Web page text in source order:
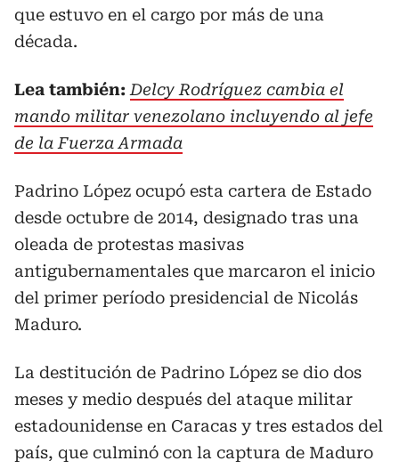
que estuvo en el cargo por más de una
década.
Lea también: Delcy Rodríguez cambia el
mando militar venezolano incluyendo al jefe
de la Fuerza Armada
Padrino López ocupó esta cartera de Estado
desde octubre de 2014, designado tras una
oleada de protestas masivas
antigubernamentales que marcaron el inicio
del primer período presidencial de Nicolás
Maduro.
La destitución de Padrino López se dio dos
meses y medio después del ataque militar
estadounidense en Caracas y tres estados del
país, que culminó con la captura de Maduro